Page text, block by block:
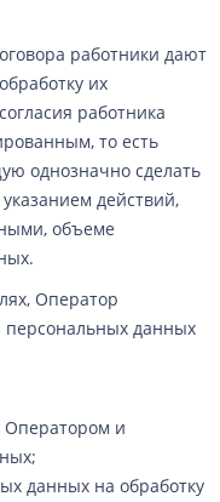
работники дают
их
работника
то есть
однозначно сделать
действий,
объеме
Оператор
персональных данных
и
данных на обработку